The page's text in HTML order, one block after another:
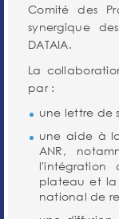
Comité des
synergique
DATAIA.
La
par :
une lettre de
une aide à
ANR,
l'intégration
plateau et la
national de